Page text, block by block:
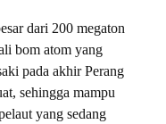
dari 200 megaton
bom atom yang
pada akhir Perang
sehingga mampu
yang sedang